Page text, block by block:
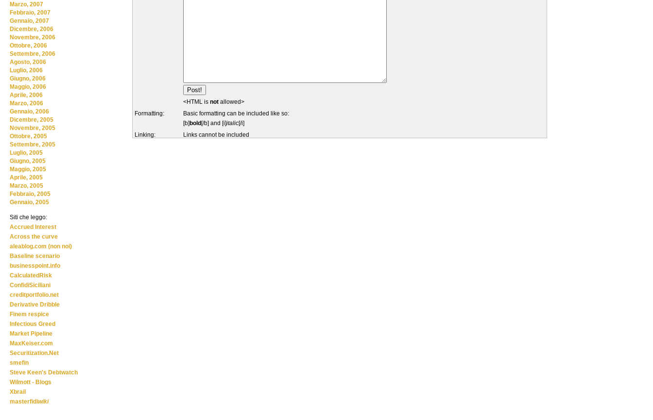
<HTML is not allowed>
Formatting:
Basic formatting can be included like so:
[b] bold [/b] and [i]italic[/i]
Linking:
Links cannot be included
Marzo, 2007
Febbraio, 2007
Gennaio, 2007
Dicembre, 2006
Novembre, 2006
Ottobre, 2006
Settembre, 2006
Agosto, 2006
Luglio, 2006
Giugno, 2006
Maggio, 2006
Aprile, 2006
Marzo, 2006
Gennaio, 2006
Dicembre, 2005
Novembre, 2005
Ottobre, 2005
Settembre, 2005
Luglio, 2005
Giugno, 2005
Maggio, 2005
Aprile, 2005
Marzo, 2005
Febbraio, 2005
Gennaio, 2005
Siti che leggo:
Accrued Interest
Across the curve
aleablog.com (non noi)
Baseline scenario
businesspoint.info
CalculatedRisk
ConfidiSiciliani
creditportfolio.net
Derivative Dribble
Finem respice
Infectious Greed
Market Pipeline
MaxKeiser.com
Securitization.Net
smefin
Steve Keen's Debtwatch
Wilmott - Blogs
Xbrail
masterfidiwiki